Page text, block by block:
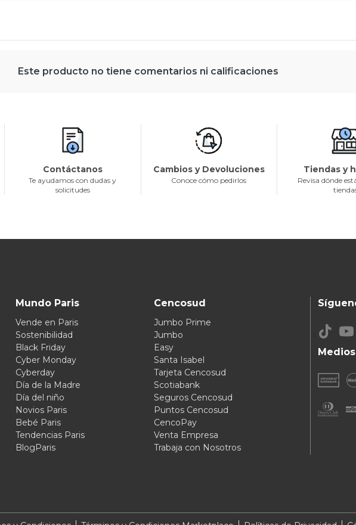
Este producto no tiene comentarios ni calificaciones
Contáctanos
Te ayudamos con dudas y
solicitudes
Cambios y Devoluciones
Conoce cómo pedirlos
Tiendas y
Revisa dónde
Mundo Paris
Vende en Paris
Sostenibilidad
Black Friday
Cyber Monday
Cyberday
Día de la Madre
Día del niño
Novios Paris
Bebé Paris
Tendencias Paris
BlogParis
Cencosud
Jumbo Prime
Jumbo
Easy
Santa Isabel
Tarjeta Cencosud
Scotiabank
Seguros Cencosud
Puntos Cencosud
CencoPay
Venta Empresa
Trabaja con Nosotros